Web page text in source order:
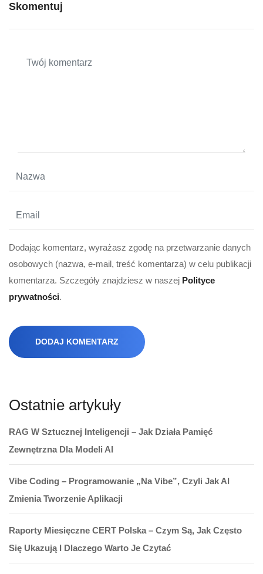
Skomentuj
Dodając komentarz, wyrażasz zgodę na przetwarzanie danych
osobowych (nazwa, e-mail, treść komentarza) w celu publikacji
komentarza. Szczegóły znajdziesz w naszej Polityce
prywatności.
DODAJ KOMENTARZ
Ostatnie artykuły
RAG W Sztucznej Inteligencji – Jak Działa Pamięć
Zewnętrzna Dla Modeli AI
Vibe Coding – Programowanie „na Vibe”, Czyli Jak AI
Zmienia Tworzenie Aplikacji
Raporty Miesięczne CERT Polska – Czym Są, Jak Często
Się Ukazują I Dlaczego Warto Je Czytać